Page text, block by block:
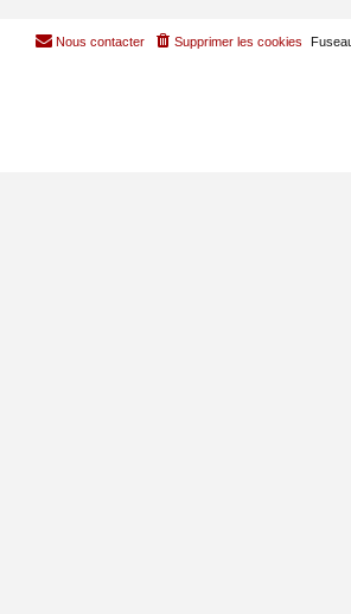
Supprimer les cookies
Nous contacter